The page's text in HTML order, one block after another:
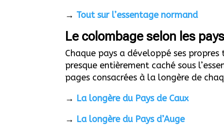
→ Tout sur l’essentage normand
Le colombage selon les
Chaque pays a développé ses
presque entièrement caché sous
pages consacrées à la longère de
→ La longère du Pays de Caux
→ La longère du Pays d’Auge